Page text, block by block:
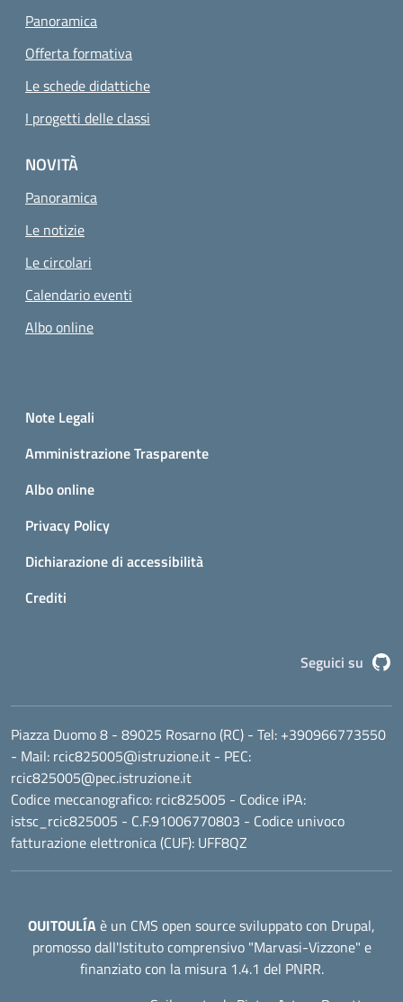
Panoramica
Offerta formativa
Le schede didattiche
I progetti delle classi
NOVITÀ
Panoramica
Le notizie
Le circolari
Calendario eventi
Albo online
Small prints
Note Legali
Amministrazione Trasparente
Albo online
Privacy Policy
Dichiarazione di accessibilità
Crediti
Seguici su
Piazza Duomo 8 - 89025 Rosarno (RC) - Tel: +390966773550
- Mail: rcic825005@istruzione.it - PEC:
rcic825005@pec.istruzione.it
Codice meccanografico: rcic825005 - Codice iPA:
istsc_rcic825005 - C.F.91006770803 - Codice univoco
fatturazione elettronica (CUF): UFF8QZ
OUITOULÍAè un CMS open source sviluppato con Drupal,
promosso dall'Istituto comprensivo "Marvasi-Vizzone" e
finanziato con la misura 1.4.1 del PNRR.